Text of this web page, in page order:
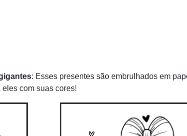
: Esses presentes são embrulhados em
com suas cores!